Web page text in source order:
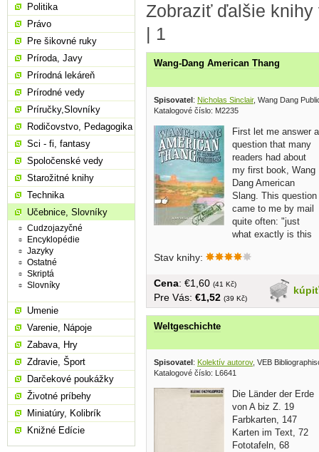
Zobraziť ďalšie
| 1
Wang-Dang American Thang
Spisovatel: Nicholas Sinclair, Wang Dang
Katalogové číslo: M2235
First let me answer a
question that many
readers had about
my first book, Wang
Dang American
Slang. This question
came to me by mail
quite often: "just
what exactly is this
Stav knihy:
kúpiť
Cena: €1,60 (41 Kč)
Pre Vás: €1,52 (39 Kč)
Weltgeschichte
Spisovatel : Kolektív autorov, VEB
Katalogové číslo: L6641
Die Länder der Erde
von A biz Z. 19
Farbkarten, 147
Karten im Text, 72
Fototafeln, 68
Politika
Právo
Pre šikovné ruky
Príroda, Javy
Prírodná lekáreň
Prírodné vedy
Príručky,Slovníky
Rodičovstvo, Pedagogika
Sci - fi, fantasy
Spoločenské vedy
Starožitné knihy
Technika
Učebnice, Slovníky
Cudzojazyčné
Encyklopédie
Jazyky
Ostatné
Skriptá
Slovníky
Umenie
Varenie, Nápoje
Zabava, Hry
Zdravie, Šport
Darčekové poukážky
Životné príbehy
Miniatúry, Kolibrík
Knižné Edície